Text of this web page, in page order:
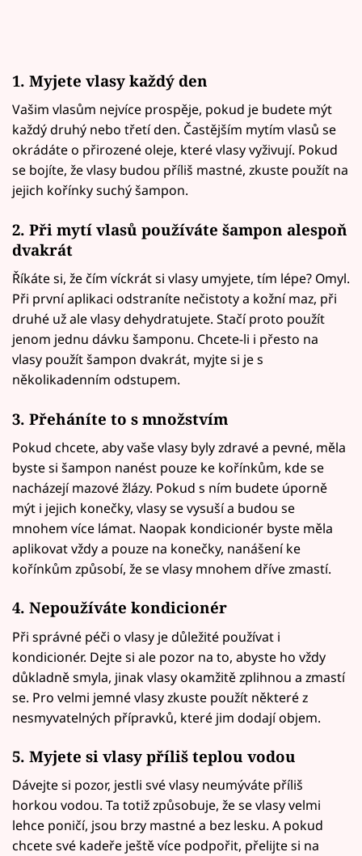
1. Myjete vlasy každý den
Vašim vlasům nejvíce prospěje, pokud je budete mýt
každý druhý nebo třetí den. Častějším mytím vlasů se
okrádáte o přirozené oleje, které vlasy vyživují. Pokud
se bojíte, že vlasy budou příliš mastné, zkuste použít na
jejich kořínky suchý šampon.
2. Při mytí vlasů používáte šampon alespoň
dvakrát
Říkáte si, že čím víckrát si vlasy umyjete, tím lépe? Omyl.
Při první aplikaci odstraníte nečistoty a kožní maz, při
druhé už ale vlasy dehydratujete. Stačí proto použít
jenom jednu dávku šamponu. Chcete-li i přesto na
vlasy použít šampon dvakrát, myjte si je s
několikadenním odstupem.
3. Přeháníte to s množstvím
Pokud chcete, aby vaše vlasy byly zdravé a pevné, měla
byste si šampon nanést pouze ke kořínkům, kde se
nacházejí mazové žlázy. Pokud s ním budete úporně
mýt i jejich konečky, vlasy se vysuší a budou se
mnohem více lámat. Naopak kondicionér byste měla
aplikovat vždy a pouze na konečky, nanášení ke
kořínkům způsobí, že se vlasy mnohem dříve zmastí.
4. Nepoužíváte kondicionér
Při správné péči o vlasy je důležité používat i
kondicionér. Dejte si ale pozor na to, abyste ho vždy
důkladně smyla, jinak vlasy okamžitě zplihnou a zmastí
se. Pro velmi jemné vlasy zkuste použít některé z
nesmyvatelných přípravků, které jim dodají objem.
5. Myjete si vlasy příliš teplou vodou
Dávejte si pozor, jestli své vlasy neumýváte příliš
horkou vodou. Ta totiž způsobuje, že se vlasy velmi
lehce poničí, jsou brzy mastné a bez lesku. A pokud
chcete své kadeře ještě více podpořit, přelijte si na